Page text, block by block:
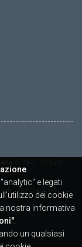
- Condividi allo
e legati
dei cookie
nostra informativa
un qualsiasi